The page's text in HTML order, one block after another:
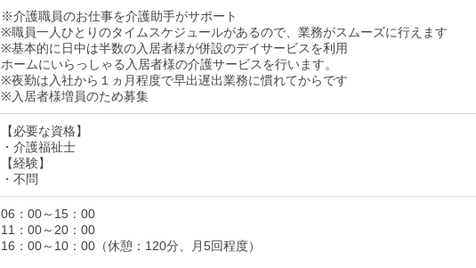
※介護職員のお仕事を介護助手がサポート
※職員一人ひとりのタイムスケジュールがあるので、業務がスムーズに行えます
※基本的に日中は半数の入居者様が併設のデイサービスを利用
ホームにいらっしゃる入居者様の介護サービスを行います。
※夜勤は入社から１ヵ月程度で早出遅出業務に慣れてからです
※入居者様増員のため募集
【必要な資格】
・介護福祉士
【経験】
・不問
06：00～15：00
11：00～20：00
16：00～10：00（休憩：120分、月5回程度）